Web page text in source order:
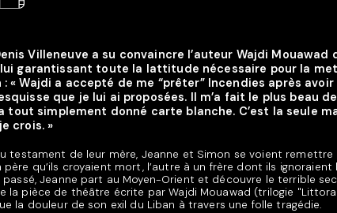
Villeneuve a su convaincre l’auteur Wajdi
garantissant toute la lattitude nécessaire pour la
: « Wajdi a accepté de me “prêter” Incendies après
que je lui ai proposées. Il m’a fait le plus beau
tout simplement donné carte blanche. C’est la seule
crois. »
testament de leur mère, Jeanne et Simon se voient remettre
qu’ils croyaient mort, l’autre à un frère dont ils ignoraient
passé, Jeanne part au Moyen-Orient et découvre le terrible
la pièce de théâtre écrite par Wajdi Mouawad (trilogie
la douleur de son exil du Liban à travers une folle tragédie.